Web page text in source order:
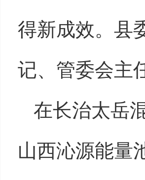
得新成效。县
记、管委会主
在长治太岳
山西沁源能量